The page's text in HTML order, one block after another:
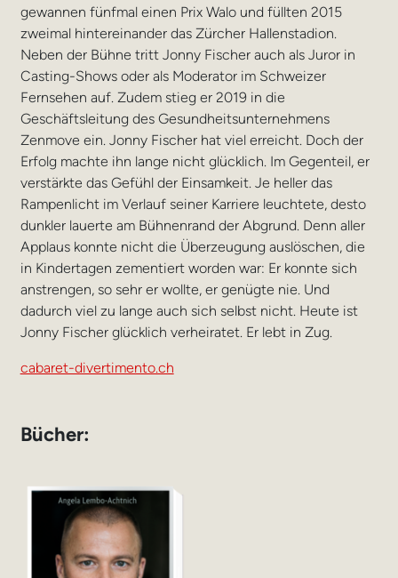
gewannen fünfmal einen Prix Walo und füllten 2015
zweimal hintereinander das Zürcher Hallenstadion.
Neben der Bühne tritt Jonny Fischer auch als Juror in
Casting-Shows oder als Moderator im Schweizer
Fernsehen auf. Zudem stieg er 2019 in die
Geschäftsleitung des Gesundheitsunternehmens
Zenmove ein. Jonny Fischer hat viel erreicht. Doch der
Erfolg machte ihn lange nicht glücklich. Im Gegenteil, er
verstärkte das Gefühl der Einsamkeit. Je heller das
Rampenlicht im Verlauf seiner Karriere leuchtete, desto
dunkler lauerte am Bühnenrand der Abgrund. Denn aller
Applaus konnte nicht die Überzeugung auslöschen, die
in Kindertagen zementiert worden war: Er konnte sich
anstrengen, so sehr er wollte, er genügte nie. Und
dadurch viel zu lange auch sich selbst nicht. Heute ist
Jonny Fischer glücklich verheiratet. Er lebt in Zug.
cabaret-divertimento.ch
Bücher: